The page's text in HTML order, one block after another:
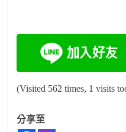
(Visited 562 times, 1 visits
分享至